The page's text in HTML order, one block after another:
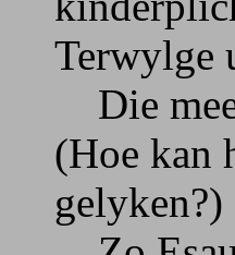
Terwylge
Die
(Hoe kan
gelyken?)